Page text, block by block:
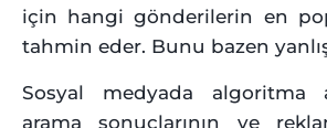
için hangi gönderilerin en
tahmin eder. Bunu bazen
Sosyal medyada algoritma
arama sonuçlarının ve